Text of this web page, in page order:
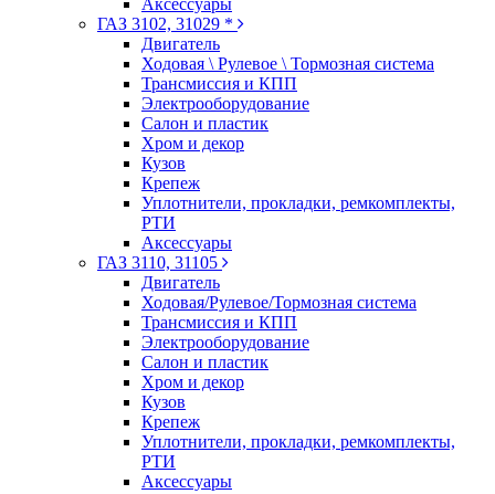
Аксессуары
ГАЗ 3102, 31029 *
Двигатель
Ходовая \ Рулевое \ Тормозная система
Трансмиссия и КПП
Электрооборудование
Салон и пластик
Хром и декор
Кузов
Крепеж
Уплотнители, прокладки, ремкомплекты,
РТИ
Аксессуары
ГАЗ 3110, 31105
Двигатель
Ходовая/Рулевое/Тормозная система
Трансмиссия и КПП
Электрооборудование
Салон и пластик
Хром и декор
Кузов
Крепеж
Уплотнители, прокладки, ремкомплекты,
РТИ
Аксессуары